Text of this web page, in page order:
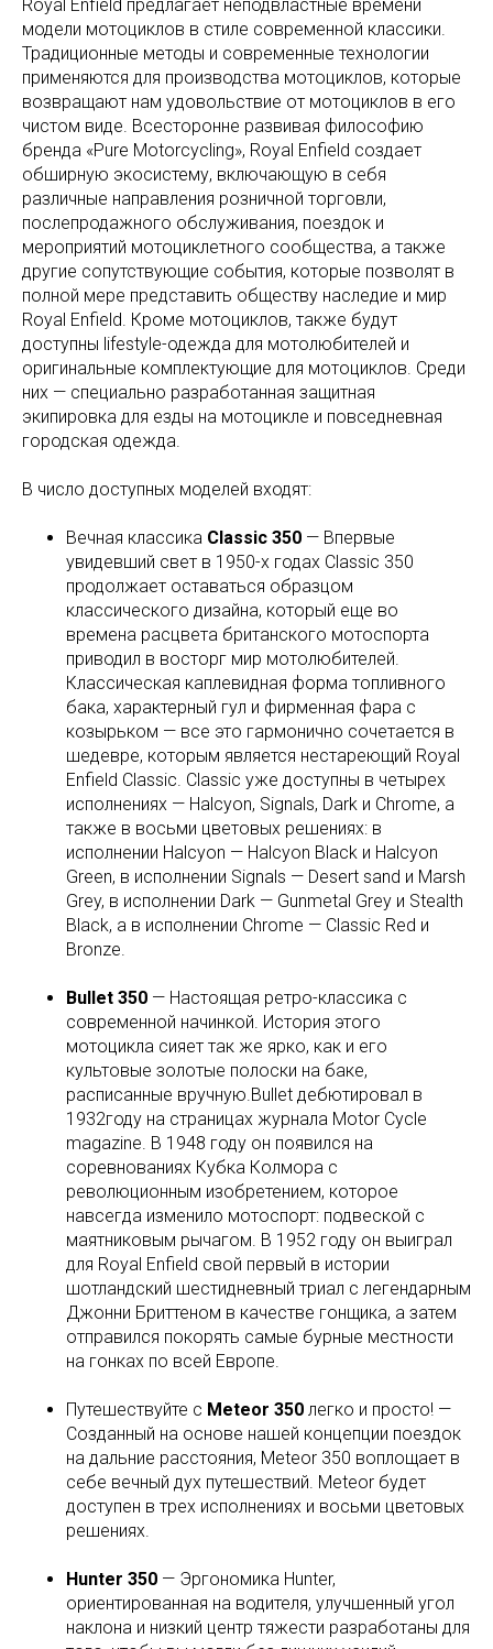
Royal Enfield предлагает неподвластные времени
модели мотоциклов в стиле современной классики.
Традиционные методы и современные технологии
применяются для производства мотоциклов, которые
возвращают нам удовольствие от мотоциклов в его
чистом виде. Всесторонне развивая философию
бренда «Pure Motorcycling», Royal Enfield создает
обширную экосистему, включающую в себя
различные направления розничной торговли,
послепродажного обслуживания, поездок и
мероприятий мотоциклетного сообщества, а также
другие сопутствующие события, которые позволят в
полной мере представить обществу наследие и мир
Royal Enfield. Кроме мотоциклов, также будут
доступны lifestyle-одежда для мотолюбителей и
оригинальные комплектующие для мотоциклов. Среди
них — специально разработанная защитная
экипировка для езды на мотоцикле и повседневная
городская одежда.
В число доступных моделей входят:
Вечная классика Classic 350 — Впервые
увидевший свет в 1950-х годах Classic 350
продолжает оставаться образцом
классического дизайна, который еще во
времена расцвета британского мотоспорта
приводил в восторг мир мотолюбителей.
Классическая каплевидная форма топливного
бака, характерный гул и фирменная фара с
козырьком — все это гармонично сочетается в
шедевре, которым является нестареющий Royal
Enfield Classic. Classic уже доступны в четырех
исполнениях — Halcyon, Signals, Dark и Chrome, а
также в восьми цветовых решениях: в
исполнении Halcyon — Halcyon Black и Halcyon
Green, в исполнении Signals — Desert sand и Marsh
Grey, в исполнении Dark — Gunmetal Grey и Stealth
Black, а в исполнении Chrome — Classic Red и
Bronze.
Bullet 350 — Настоящая ретро-классика с
современной начинкой. История этого
мотоцикла сияет так же ярко, как и его
культовые золотые полоски на баке,
расписанные вручную.Bullet дебютировал в
1932году на страницах журнала Motor Cycle
magazine. В 1948 году он появился на
соревнованиях Кубка Колмора с
революционным изобретением, которое
навсегда изменило мотоспорт: подвеской с
маятниковым рычагом. В 1952 году он выиграл
для Royal Enfield свой первый в истории
шотландский шестидневный триал с легендарным
Джонни Бриттеном в качестве гонщика, а затем
отправился покорять самые бурные местности
на гонках по всей Европе.
Путешествуйте с Meteor 350 легко и просто! —
Созданный на основе нашей концепции поездок
на дальние расстояния, Meteor 350 воплощает в
себе вечный дух путешествий. Meteor будет
доступен в трех исполнениях и восьми цветовых
решениях.
Hunter 350 — Эргономика Hunter,
ориентированная на водителя, улучшенный угол
наклона и низкий центр тяжести разработаны для